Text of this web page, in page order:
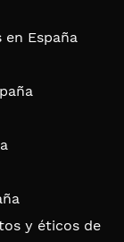
España
y éticos de